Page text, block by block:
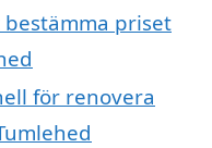
priset
för renovera